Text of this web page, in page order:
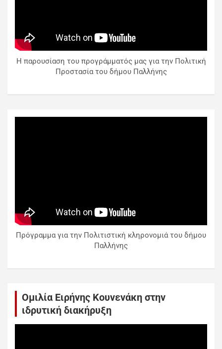
Η παρουσίαση του προγράμματός μας για την Πολιτική
Προστασία του δήμου Παλλήνης
Πρόγραμμα για την Πολιτιστική κληρονομιά του δήμου
Παλλήνης
Ομιλία Ειρήνης Κουνενάκη στην
ιδρυτική διακήρυξη